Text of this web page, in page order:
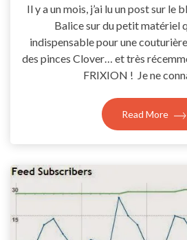
Il y a un mois, j’ai lu un post sur le
Balice sur du petit matériel
indispensable pour une
des pinces Clover… et très
FRIXION ! Je ne
Read More